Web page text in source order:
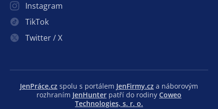
Instagram
TikTok
Twitter / X
JenPráce.cz spolu s portálem JenFirmy.cz a náborovým
rozhraním JenHunter patří do rodiny Coweo
Technologies, s. r. o.